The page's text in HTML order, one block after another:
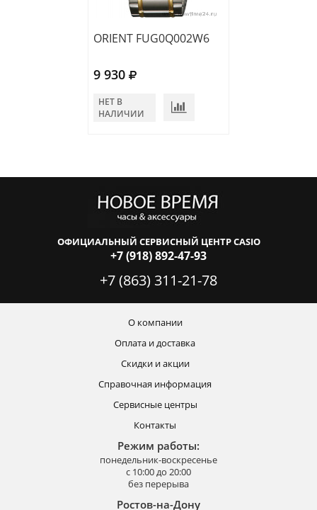
ORIENT FUG0Q002W6
9 930
НЕТ В
НАЛИЧИИ
ОФИЦИАЛЬНЫЙ СЕРВИСНЫЙ ЦЕНТР CASIO
+7 (918) 892-47-93
+7 (863) 311-21-78
О компании
Оплата и доставка
Скидки и акции
Справочная информация
Сервисные центры
Контакты
Режим работы:
понедельник-воскресенье
с 10:00 до 20:00
без перерыва
Ростов-на-Дону